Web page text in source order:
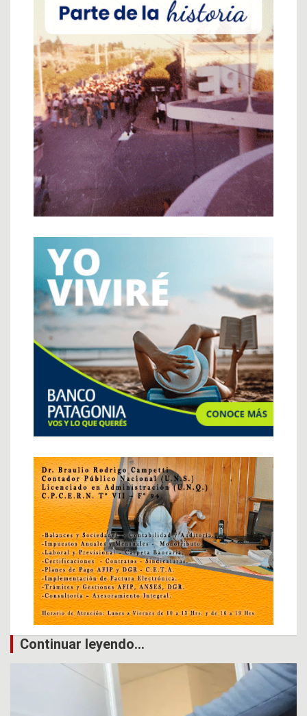
Continuar leyendo...